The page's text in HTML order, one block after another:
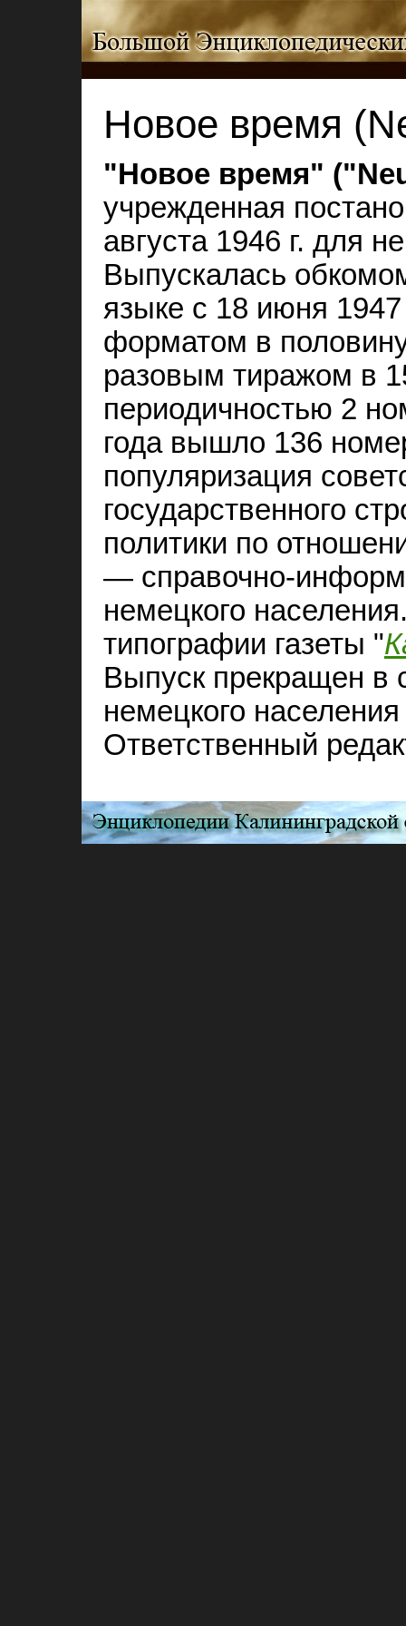
Новое время
"Новое время"
учрежденная
августа 1946 г. для
Выпускалась
языке с 18 июня 1947
форматом в
разовым тиражом в
периодичностью 2
года вышло 136
популяризация
государственного
политики по
— справочно-
немецкого
типографии газеты "
Выпуск прекращен в
немецкого
Ответственный